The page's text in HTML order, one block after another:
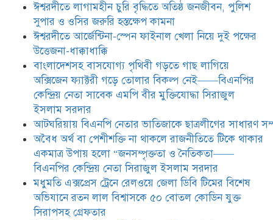
ঈশ্বরদীতে বিএনপি নেত্রীর বিরুদ্ধে জমি ও
দোকান দখলের চেষ্টার অভিযোগে সংবাদ
সম্মেলন
যে ঐক্যের মাধ্যমে ১৯৯১ সালে
বিএনপির সকলস্তরের নেতাকর্মীরা ভঙ্গুর
দলকে প্রতিষ্ঠা এবং নির্বাচন করে
স্বৈরাচারী শেখ হাসিনাকে অপসারণ
আহবান জানিয়েছেন—- বিএনপির কেন্দ্রিয় নির্বাহী কমিটির নেতা,
সাবেক এমপি বীর মুক্তিযোদ্ধা সিরাজুল ইসলাম সরদার
আদালত থেকে দেওয়া রিসিভার
নিয়োগের আদেশ অমান্য করে ঈশ্বরদীর
রঞ্জু সরদারের ১০ লাখ টাকার লিচু ও
আম লুট ,জীবননাশের হুমকি ,পুলিশের
নীরব ভ’মিকায় প্রধানমন্ত্রীর জরুরি
হস্তক্ষেপ কামনা
ঈশ্বরদীতে লাগামহীন চুরি বৃদ্ধিতে অতিষ্ঠ জনজীবন, পুলিশ
সুপার ও ওসির জরুরি হস্তক্ষেপ কামনা ​
ঈশ্বরদীতে আর্জেন্টিনা-স্পেন ফাইনাল খেলা নিয়ে দুই পক্ষের
উত্তেজনা-ধাক্কাধাক্কি
বাংলাদেশসহ বাসযোগ্য পৃথিবী গড়তে গাছ লাগিয়ে
অক্সিজেন ফ্যাক্টরী গড়ে তোলার বিকল্প নেই——বিএনপির
কেন্দ্রিয় নেতা সাবেক এমপি বীর মুক্তিযোদ্ধা সিরাজুল
ইসলাম সরদার
আটঘরিয়ায় বিএনপি নেতার ভাতিজাকে ছাত্রলীগের সাধারণ
​​অবৈধ অর্থ বা পেশীশক্তি না থাকলে রাজনীতিতে টিকে থাকার
একমাত্র উপায় হলো “জনসম্পৃক্ততা ও নৈতিকতা——
বিএনপির কেন্দ্রিয় নেতা সিরাজুল ইসলাম সরদার
মধুমতি এক্সপ্রেস ট্রেনে রেলওয়ে জেলা ডিবি টিমের বিশেষ
অভিযানে রতন লাল বিশ্বাসকে ৫০ বোতল কোডিন যুক্ত
সিরাপসহ গ্রেফতার